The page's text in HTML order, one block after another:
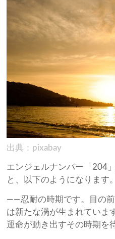
出典：pixabay
エンジェルナンバー「204
と、以下のようになります。
——忍耐の時期です。目の
は新たな渦が生まれていま
運命が動き出すその時期を